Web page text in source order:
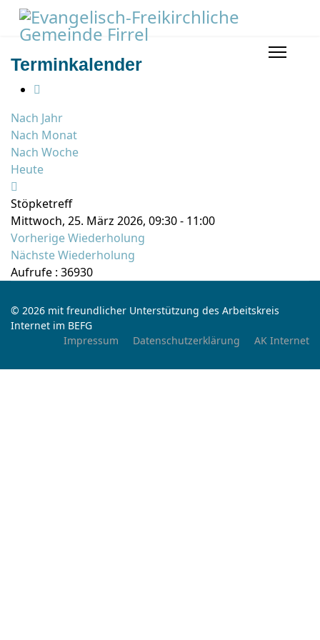
Terminkalender
Nach Jahr
Nach Monat
Nach Woche
Heute
Stöpketreff
Mittwoch, 25. März 2026, 09:30 - 11:00
Vorherige Wiederholung
Nächste Wiederholung
Aufrufe : 36930
© 2026 mit freundlicher Unterstützung des Arbeitskreis
Internet im BEFG
Impressum
Datenschutzerklärung AK Internet